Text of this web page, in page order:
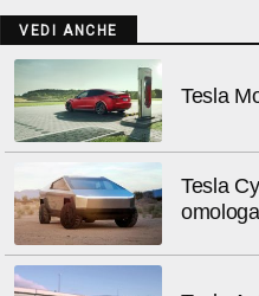
VEDI ANCHE
Tesla
Tesla